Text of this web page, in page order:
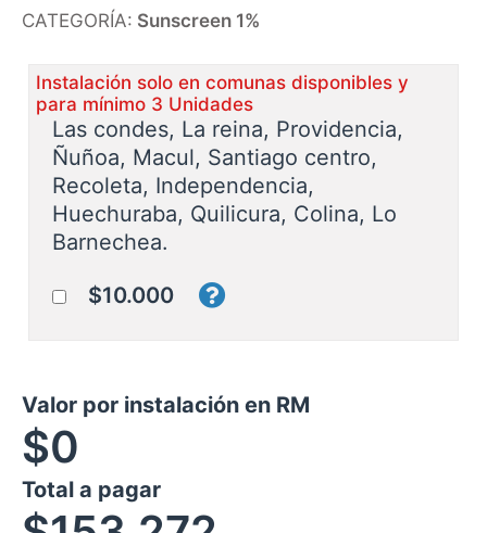
CATEGORÍA: Sunscreen 1%
Instalación solo en comunas disponibles y
para mínimo 3 Unidades
Las condes, La reina, Providencia,
Ñuñoa, Macul, Santiago centro,
Recoleta, Independencia,
Huechuraba, Quilicura, Colina, Lo
Barnechea.
$10.000
Valor por instalación en RM
$0
Total a pagar